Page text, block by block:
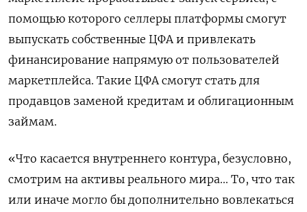
помощью которого ​селлеры платформы смогут
выпускать собственные ЦФА ​и привлекать
финансирование напрямую от пользователей ​
маркетплейса. Такие ЦФА ⁠смогут стать для
продавцов заменой кредитам и облигационным
займам.
«Что касается внутреннего контура, ‌безусловно,
смотрим на активы реального мира... То, что ‌так
или иначе могло бы дополнительно вовлекаться